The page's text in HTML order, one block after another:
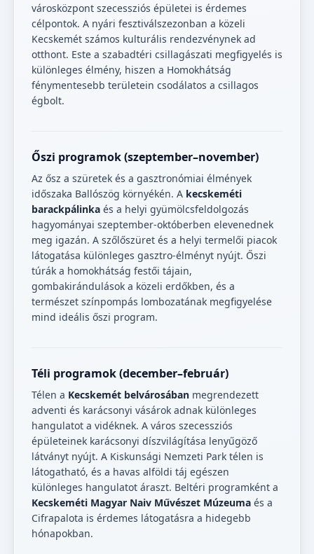
városközpont szecessziós épületei is érdemes
célpontok. A nyári fesztiválszezonban a közeli
Kecskemét számos kulturális rendezvénynek ad
otthont. Este a szabadtéri csillagászati megfigyelés is
különleges élmény, hiszen a Homokhátság
fénymentesebb területein csodálatos a csillagos
égbolt.
Őszi programok (szeptember–november)
Az ősz a szüretek és a gasztronómiai élmények
időszaka Ballószög környékén. A kecskeméti
barackpálinka és a helyi gyümölcsfeldolgozás
hagyományai szeptember-októberben elevenednek
meg igazán. A szőlőszüret és a helyi termelői piacok
látogatása különleges gasztro-élményt nyújt. Őszi
túrák a homokhátság festői tájain,
gombakirándulások a közeli erdőkben, és a
természet színpompás lombozatának megfigyelése
mind ideális őszi program.
Téli programok (december–február)
Télen a Kecskemét belvárosában megrendezett
adventi és karácsonyi vásárok adnak különleges
hangulatot a vidéknek. A város szecessziós
épületeinek karácsonyi díszvilágítása lenyűgöző
látványt nyújt. A Kiskunsági Nemzeti Park télen is
látogatható, és a havas alföldi táj egészen
különleges hangulatot áraszt. Beltéri programként a
Kecskeméti Magyar Naiv Művészet Múzeuma és a
Cifrapalota is érdemes látogatásra a hidegebb
hónapokban.